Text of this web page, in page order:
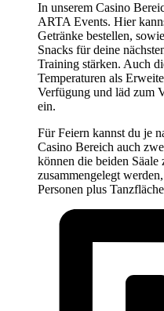
In unserem Casino
ARTA Events. Hier
Getränke bestellen,
Snacks für deine
Training stärken. Auch
Temperaturen als
Verfügung und läd zum
ein.
Für Feiern kannst du je
Casino Bereich auch
können die beiden Säale
zusammengelegt
Personen plus